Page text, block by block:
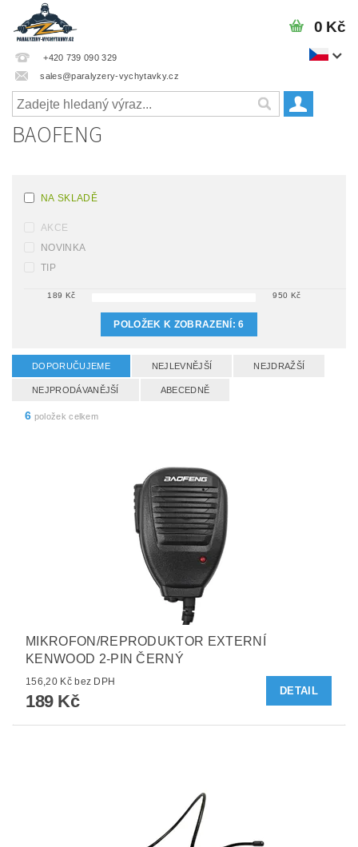
+420 739 090 329
sales@paralyzery-vychytavky.cz
0 Kč
BAOFENG
NA SKLADĚ
AKCE
NOVINKA
TIP
189 Kč 950 Kč
POLOŽEK K ZOBRAZENÍ:6
DOPORUČUJEME NEJLEVNĚJŠÍ NEJDRAŽŠÍ
NEJPRODÁVANĚJŠÍ ABECEDNĚ
6 položek celkem
MIKROFON/REPRODUKTOR EXTERNÍ
KENWOOD 2-PIN ČERNÝ
156,20 Kč bez DPH
189 Kč
DETAIL